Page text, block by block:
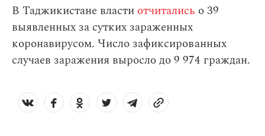
В Таджикистане власти отчитались о 39
выявленных за сутких зараженных
коронавирусом. Число зафиксированных
случаев заражения выросло до 9 974 граждан.